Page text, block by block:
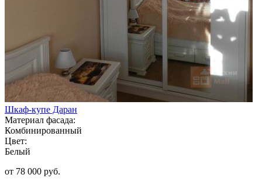
Шкаф-купе Даран
Материал фасада:
Комбинированный
Цвет:
Белый
от 78 000 руб.